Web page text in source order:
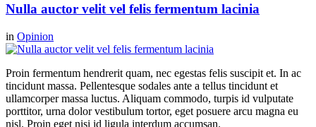
Nulla auctor velit vel felis fermentum lacinia
in Opinion
Proin fermentum hendrerit quam, nec egestas felis suscipit et. In ac
tincidunt massa. Pellentesque sodales ante a tellus tincidunt et
ullamcorper massa luctus. Aliquam commodo, turpis id vulputate
porttitor, urna dolor vestibulum tortor, eget posuere arcu magna eu
nisl. Proin eget nisi id ligula interdum accumsan.